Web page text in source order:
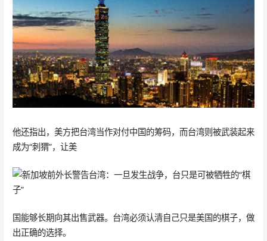
他还指出，美方把台湾当作对付中国的筹码，而台湾则被武装起来
成为“刺猬”，让美
国能够长期向其出售武器。台湾必须认清自己只是美国的棋子，做
出正确的选择。